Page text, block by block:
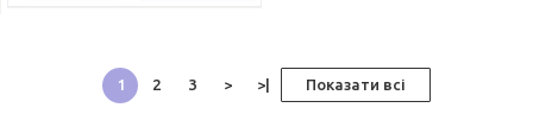
1 2 3 > >| Показати всі